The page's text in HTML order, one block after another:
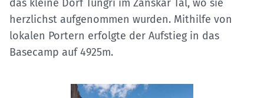
das kleine Dorf Tungri im Zanskar Tal, wo sie
herzlichst aufgenommen wurden. Mithilfe von
lokalen Portern erfolgte der Aufstieg in das
Basecamp auf 4925m.